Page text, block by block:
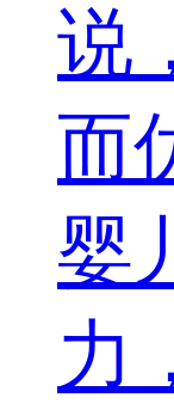
说
而
婴
力